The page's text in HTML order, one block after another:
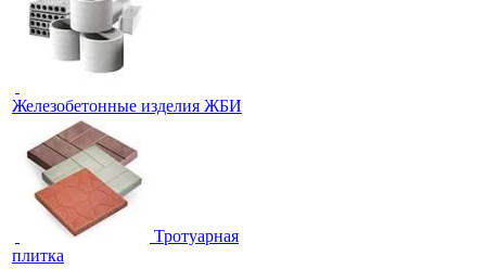
Железобетонные изделия ЖБИ
Тротуарная
плитка